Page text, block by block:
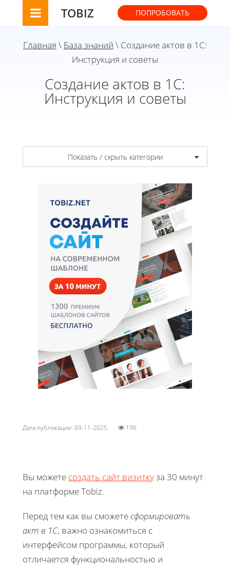
TOBIZ ПОПРОБОВАТЬ
Главная \ База знаний \ Создание актов в 1С:
Инструкция и советы
Создание актов в 1С:
Инструкция и советы
Показать / скрыть категории
Дата публикации: 09-11-2025 196
Вы можете создать сайт визиткуза 30 минут
на платформе Tobiz.
Перед тем как вы сможетесформировать
акт в 1С, важно ознакомиться с
интерфейсом программы, который
отличается функциональностью и